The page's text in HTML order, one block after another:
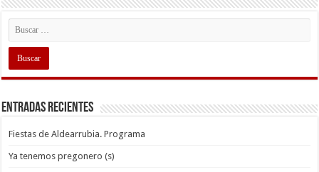
Entradas recientes
Fiestas de Aldearrubia. Programa
Ya tenemos pregonero (s)